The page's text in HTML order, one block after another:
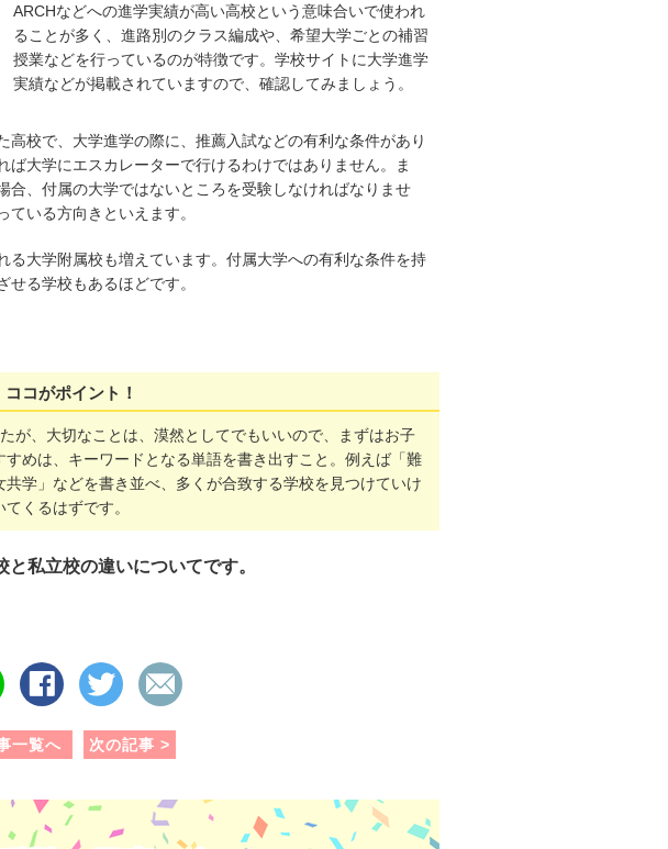
ARCHなどへの進学実績が高い高校という意味合いで使われ
ることが多く、進路別のクラス編成や、希望大学ごとの補習
授業などを行っているのが特徴です。学校サイトに大学進学
実績などが掲載されていますので、確認してみましょう。
高校で、大学進学の際に、推薦入試などの有利な条件があり
ば大学にエスカレーターで行けるわけではありません。ま
合、付属の大学ではないところを受験しなければなりませ
いる方向きといえます。
る大学附属校も増えています。付属大学への有利な条件を持
る学校もあるほどです。
ココがポイント！
が、大切なことは、漠然としてでもいいので、まずはお子
めは、キーワードとなる単語を書き出すこと。例えば「難
学」などを書き並べ、多くが合致する学校を見つけていけ
くるはずです。
と私立校の違いについてです。
シ
ェ
す
る
ポ
ス
す
る
メ
ー
で
送
一覧へ 次の記事 >